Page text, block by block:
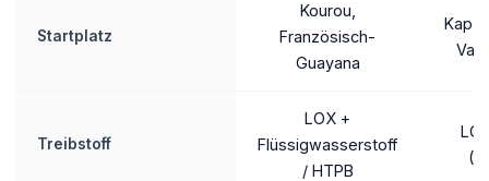
Startplatz
Kourou,
Französisch-
Guayana
Kap
Treibstoff
LOX +
Flüssigwasserstoff
/ HTPB